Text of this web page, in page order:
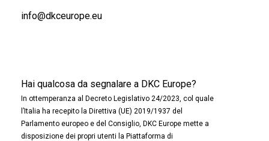
info@dkceurope.eu
Hai qualcosa da segnalare a DKC Europe?
In ottemperanza al Decreto Legislativo 24/2023, col quale
l’Italia ha recepito la Direttiva (UE) 2019/1937 del
Parlamento europeo e del Consiglio, DKC Europe mette a
disposizione dei propri utenti la Piattaforma di